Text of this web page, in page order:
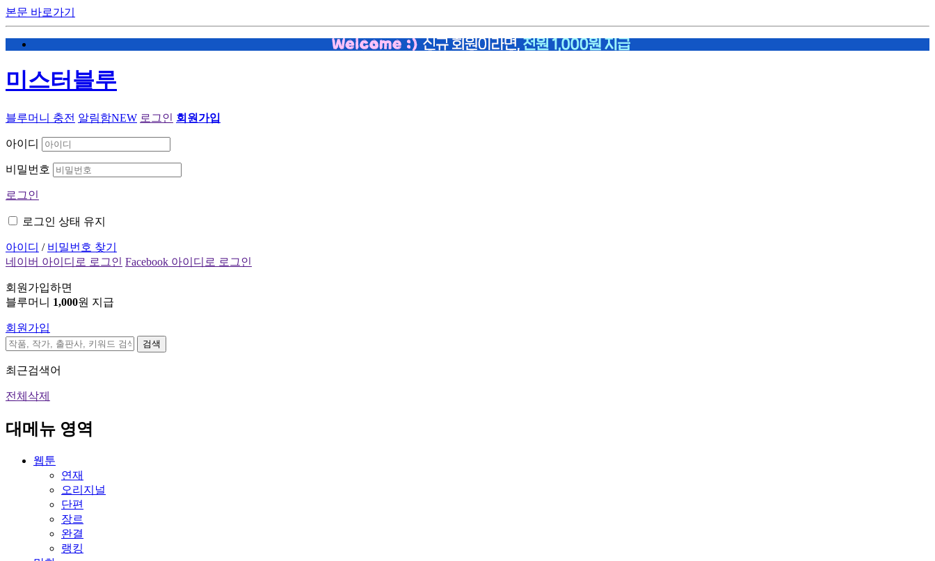
본문 바로가기
미스터블루
블루머니 충전 알림함NEW 로그인 회원가입
아이디
비밀번호
로그인
로그인 상태 유지
아이디 / 비밀번호 찾기
네이버 아이디로 로그인 Facebook 아이디로 로그인
회원가입하면
블루머니 1,000원 지급
회원가입
검색
최근검색어
전체삭제
대메뉴 영역
웹툰
연재
오리지널
단편
장르
완결
랭킹